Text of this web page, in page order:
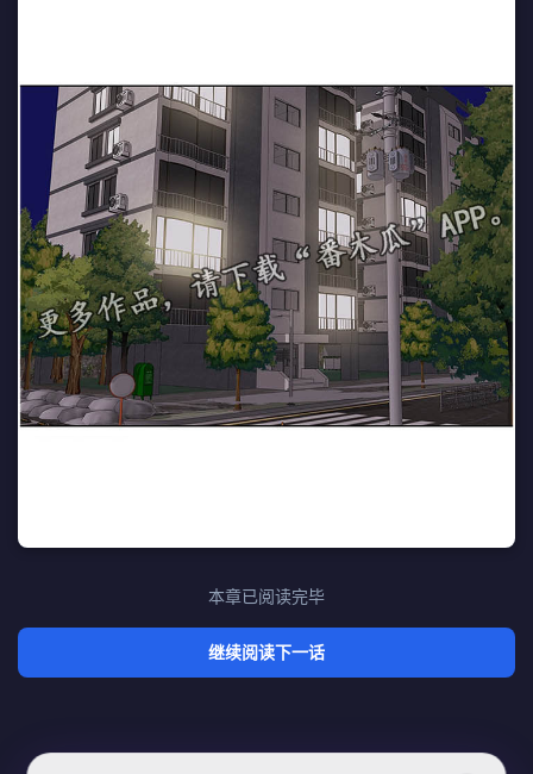
本章已阅读完毕
继续阅读下一话